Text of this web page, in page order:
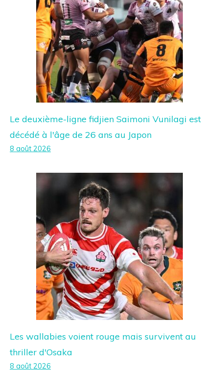
Le deuxième-ligne fidjien Saimoni Vunilagi est
décédé à l'âge de 26 ans au Japon
8 août 2026
Les wallabies voient rouge mais survivent au
thriller d'Osaka
8 août 2026